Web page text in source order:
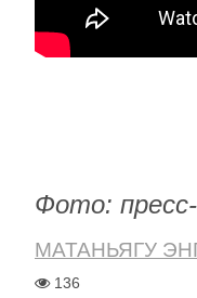
Фото:
МАТАНЬЯГУ
136